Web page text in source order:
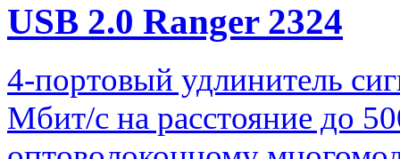
USB 2.0 Ranger 2324
4-портовый удлинитель
Мбит/с на расстояние до